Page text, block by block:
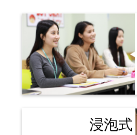
浸泡式